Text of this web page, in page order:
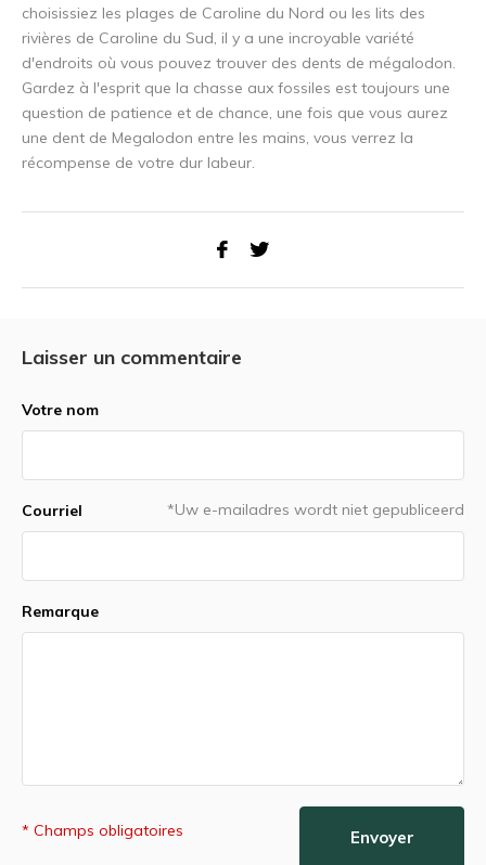
choisissiez les plages de Caroline du Nord ou les lits des
rivières de Caroline du Sud, il y a une incroyable variété
d'endroits où vous pouvez trouver des dents de mégalodon.
Gardez à l'esprit que la chasse aux fossiles est toujours une
question de patience et de chance, une fois que vous aurez
une dent de Megalodon entre les mains, vous verrez la
récompense de votre dur labeur.
Laisser un commentaire
Votre nom
Courriel *Uw e-mailadres wordt niet gepubliceerd
Remarque
* Champs obligatoires Envoyer